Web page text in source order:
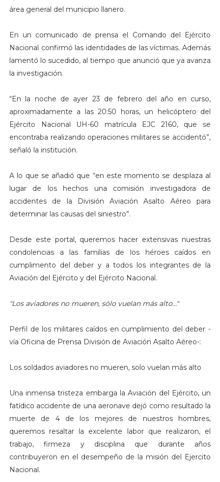
área general del municipio llanero.
En un comunicado de prensa el Comando del Ejército
Nacional confirmó las identidades de las víctimas. Además
lamentó lo sucedido, al tiempo que anunció que ya avanza
la investigación.
“En la noche de ayer 23 de febrero del año en curso,
aproximadamente a las 20:50 horas, un helicóptero del
Ejército Nacional UH-60 matrícula EJC 2160, que se
encontraba realizando operaciones militares se accidentó”,
señaló la institución.
A lo que se añadió que “en este momento se desplaza al
lugar de los hechos una comisión investigadora de
accidentes de la División Aviación Asalto Aéreo para
determinar las causas del siniestro”.
Desde este portal, queremos hacer extensivas nuestras
condolencias a las familias de los héroes caídos en
cumplimento del deber y a todos los integrantes de la
Aviación del Ejército y del Ejército Nacional.
"Los aviadores no mueren, sólo vuelan más alto..."
Perfil de los militares caídos en cumplimiento del deber -
vía Oficina de Prensa División de Aviación Asalto Aéreo-:
Los soldados aviadores no mueren, solo vuelan más alto
Una inmensa tristeza embarga la Aviación del Ejército, un
fatídico accidente de una aeronave dejó como resultado la
muerte de 4 de los mejores de nuestros hombres,
queremos resaltar la excelente labor que realizaron, el
trabajo, firmeza y disciplina que durante años
contribuyeron en el desempeño de la misión del Ejercito
Nacional.